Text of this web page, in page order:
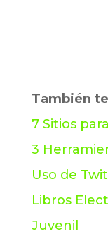
También
7 Sitios
3
Uso de
Libros
Juvenil